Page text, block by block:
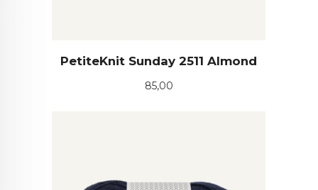
PetiteKnit Sunday 2511 Almond
Pris
85,00